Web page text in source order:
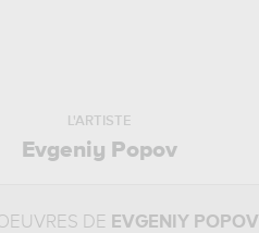
L'ARTISTE
Evgeniy Popov
DE EVGENIY POPOV